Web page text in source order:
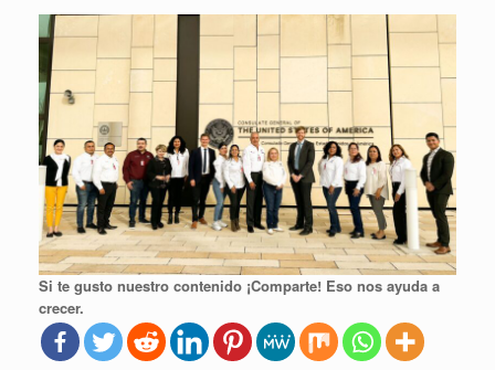
Si te gusto nuestro contenido ¡Comparte! Eso nos ayuda a
crecer.